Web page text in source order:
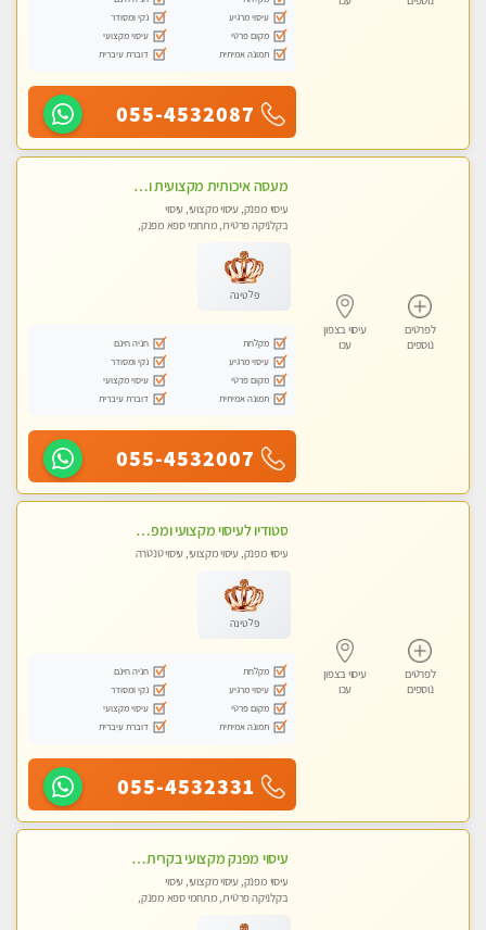
עיסוי מרגיע
נקי ומסודר
מקום פרטי
עיסוי מקצועי
תמונה אמיתית
דוברת עיברית
055-4532087
לפרטים
נוספים
עיסוי בצפון
עכו
מעסה איכותית מקצועית ומפנקת
עיסוי מפנק, עיסוי מקצועי, עיסוי
בקלניקה פרטית, מתחמי ספא מפנק,
פלטינה
מקלחת
חניה חינם
עיסוי מרגיע
נקי ומסודר
מקום פרטי
עיסוי מקצועי
תמונה אמיתית
דוברת עיברית
055-4532007
לפרטים
נוספים
עיסוי בצפון
עכו
סטודיו לעיסוי מקצועי ומפנק - מעסה מקצועית אלופה .....
עיסוי מפנק, עיסוי מקצועי, עיסוי טנטרה
פלטינה
מקלחת
חניה חינם
עיסוי מרגיע
נקי ומסודר
מקום פרטי
עיסוי מקצועי
תמונה אמיתית
דוברת עיברית
055-4532331
עיסוי מפנק מקצועי בקרית ביאליק - עיסוי עם אבנים חמות. טיפול מרגיע משוחרר באווירה נעימה נקיה ומסודרת
עיסוי מפנק, עיסוי מקצועי, עיסוי
בקלניקה פרטית, מתחמי ספא מפנק,